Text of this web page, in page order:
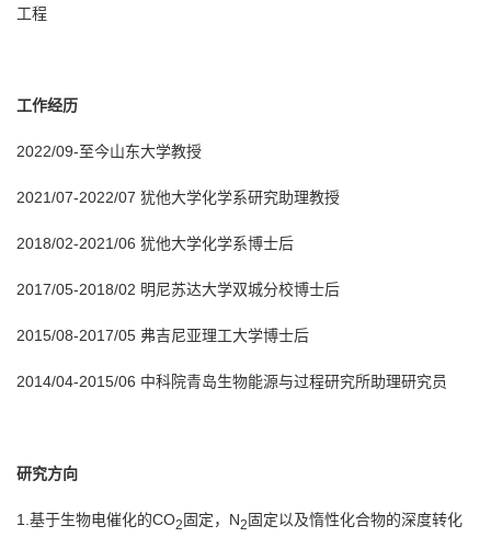
工程
工作经历
2022/09-至今山东大学教授
2021/07-2022/07 犹他大学化学系研究助理教授
2018/02-2021/06 犹他大学化学系博士后
2017/05-2018/02 明尼苏达大学双城分校博士后
2015/08-2017/05 弗吉尼亚理工大学博士后
2014/04-2015/06 中科院青岛生物能源与过程研究所助理研究员
研究方向
1.基于生物电催化的CO2 固定，N2 固定以及惰性化合物的深度转化